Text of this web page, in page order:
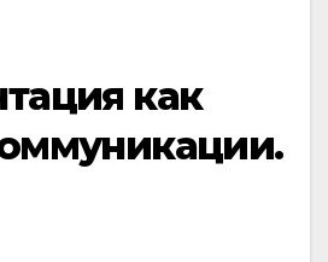
как